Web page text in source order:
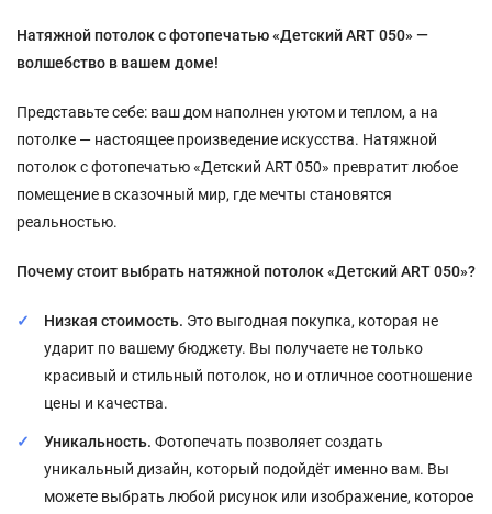
Натяжной потолок с фотопечатью «Детский ART 050» —
волшебство в вашем доме!
Представьте себе: ваш дом наполнен уютом и теплом, а на
потолке — настоящее произведение искусства. Натяжной
потолок с фотопечатью «Детский ART 050» превратит любое
помещение в сказочный мир, где мечты становятся
реальностью.
Почему стоит выбрать натяжной потолок «Детский ART 050»?
Низкая стоимость. Это выгодная покупка, которая не
ударит по вашему бюджету. Вы получаете не только
красивый и стильный потолок, но и отличное соотношение
цены и качества.
Уникальность. Фотопечать позволяет создать
уникальный дизайн, который подойдёт именно вам. Вы
можете выбрать любой рисунок или изображение, которое